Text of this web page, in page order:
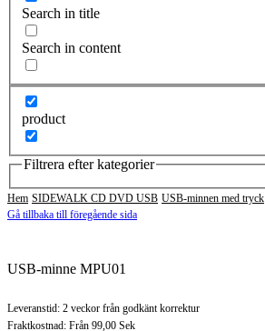
Search in title
Search in content
product
Filtrera efter kategorier
Hem SIDEWALK CD DVD USB USB-minnen med tryck
Gå tillbaka till föregående sida
USB-minne MPU01
Leveranstid: 2 veckor från godkänt korrektur
Fraktkostnad: Från 99,00 Sek